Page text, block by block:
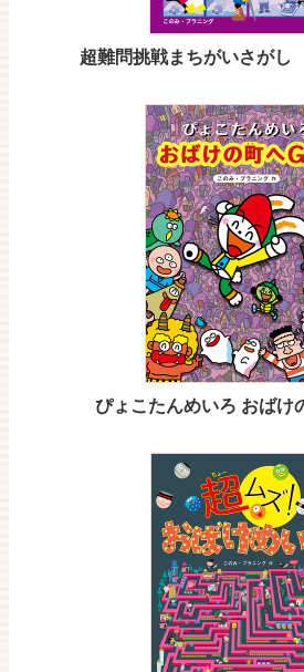
超難問挑戦まちがいさが
ぴょこたんめいろ おばけ